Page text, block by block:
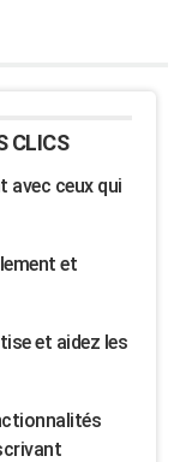
CLICS
avec ceux qui
et
et aidez les